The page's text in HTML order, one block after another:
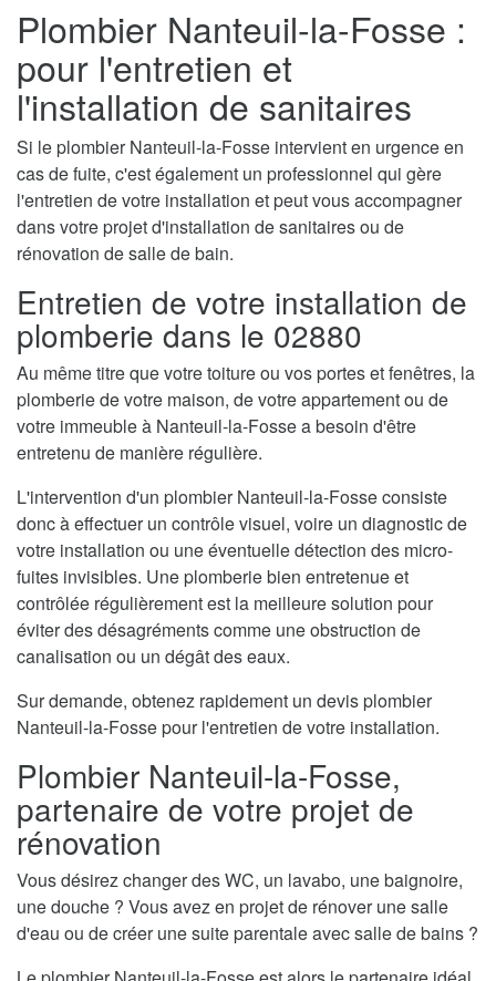
Plombier Nanteuil-la-Fosse :
pour l'entretien et
l'installation de sanitaires
Si le plombier Nanteuil-la-Fosse intervient en urgence en
cas de fuite, c'est également un professionnel qui gère
l'entretien de votre installation et peut vous accompagner
dans votre projet d'installation de sanitaires ou de
rénovation de salle de bain.
Entretien de votre installation de
plomberie dans le 02880
Au même titre que votre toiture ou vos portes et fenêtres, la
plomberie de votre maison, de votre appartement ou de
votre immeuble à Nanteuil-la-Fosse a besoin d'être
entretenu de manière régulière.
L'intervention d'un plombier Nanteuil-la-Fosse consiste
donc à effectuer un contrôle visuel, voire un diagnostic de
votre installation ou une éventuelle détection des micro-
fuites invisibles. Une plomberie bien entretenue et
contrôlée régulièrement est la meilleure solution pour
éviter des désagréments comme une obstruction de
canalisation ou un dégât des eaux.
Sur demande, obtenez rapidement un devis plombier
Nanteuil-la-Fosse pour l'entretien de votre installation.
Plombier Nanteuil-la-Fosse,
partenaire de votre projet de
rénovation
Vous désirez changer des WC, un lavabo, une baignoire,
une douche ? Vous avez en projet de rénover une salle
d'eau ou de créer une suite parentale avec salle de bains ?